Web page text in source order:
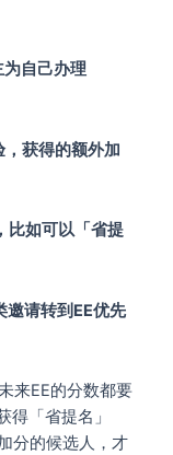
自己办理
获得的额外加
比如可以「省提
邀请转到EE优先
来EE的分数都要
「省提名」
分的候选人，才